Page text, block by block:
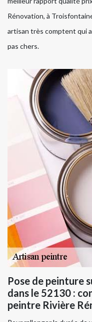
Rénovation, à
artisan très comptent qui
pas chers.
Pose de peinture
dans le 52130 :
peintre Rivière